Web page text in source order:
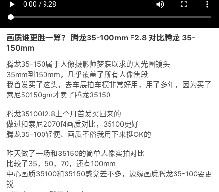
画质谁更胜一筹？ 腾龙35-100mm F2.8 对比腾龙 35-
150mm
腾龙35-150属于人像摄影师梦寐以求的大光圈镜头
35mm到150mm，几乎覆盖了所有人像焦段
我首发买了这头，去车展拍车模非常好用，用了多年，因为买了
索尼50150gm才卖了腾龙35150
腾龙35100f2.8上个月首发买回来的
做过和索尼2070f4画质对比，35100更好
腾龙35-100轻便、画质不俗我用下来挺OK的
昨天做了一场和35150的简单人像实拍对比
比较了35，50，70，还有100mm
中心画质35100和35150感觉差不多，边缘画质腾龙35-100要更
锐